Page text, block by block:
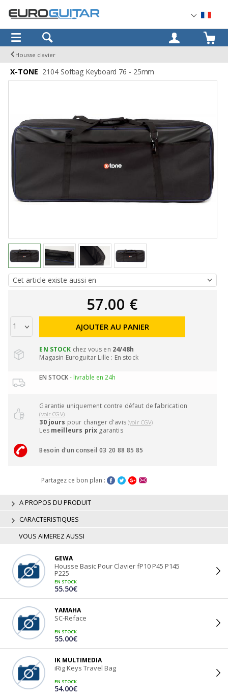
OK
Housse clavier
X-TONE 2104 Sofbag Keyboard 76 - 25mm
57.00 €
AJOUTER AU PANIER
EN STOCK chez vous en 24/48h
Magasin Euroguitar Lille : En stock
EN STOCK- livrable en 24h
Garantie uniquement contre défaut de fabrication
(voir CGV)
30 jours pour changer d'avis(voir CGV)
Les meilleurs prix garantis
Besoin d'un conseil 03 20 88 85 85
Partagez ce bon plan :
A PROPOS DU PRODUIT
CARACTERISTIQUES
VOUS AIMEREZ AUSSI
GEWA
Housse Basic Pour Clavier fP10 P45 P145
P225
EN STOCK
55.50€
YAMAHA
SC-Reface
EN STOCK
55.00€
IK MULTIMEDIA
iRig Keys Travel Bag
EN STOCK
54.00€